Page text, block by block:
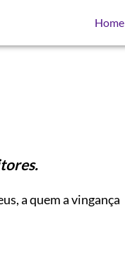
Home
a quem a vingança